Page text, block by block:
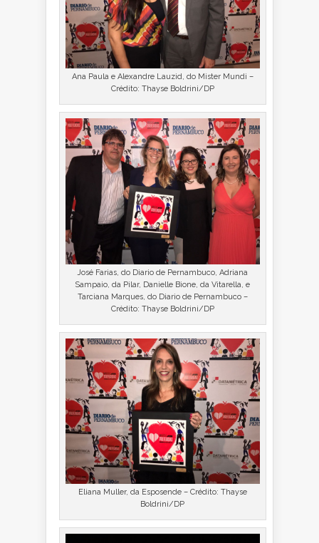
Ana Paula e Alexandre Lauzid, do Mister Mundi –
Crédito: Thayse Boldrini/DP
José Farias, do Diario de Pernambuco, Adriana
Sampaio, da Pilar, Danielle Bione, da Vitarella, e
Tarciana Marques, do Diario de Pernambuco –
Crédito: Thayse Boldrini/DP
Eliana Muller, da Esposende – Crédito: Thayse
Boldrini/DP